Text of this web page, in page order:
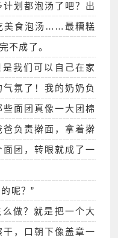
划都泡汤了吧？出
美食泡汤……最糟糕
不成了。
我们可以自己在家
氛了！我的奶奶负
面团真像一大团棉
负责擀面，拿着擀
团，转眼就成了一
呢？”
做？就是把一个大
，口朝下像盖章一